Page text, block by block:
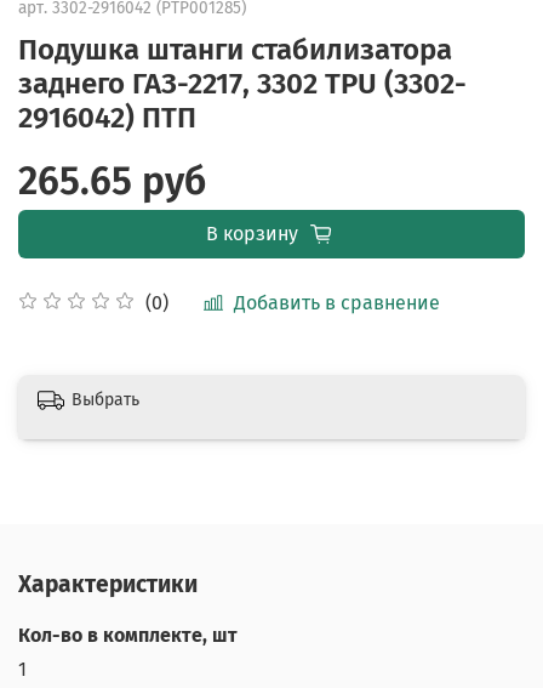
арт. 3302-2916042 (PTP001285)
Подушка штанги стабилизатора
заднего ГАЗ-2217, 3302 TPU (3302-
2916042) ПТП
(0) Добавить в сравнение
265.65 руб
В корзину
Выбрать
Характеристики
Кол-во в комплекте, шт
1